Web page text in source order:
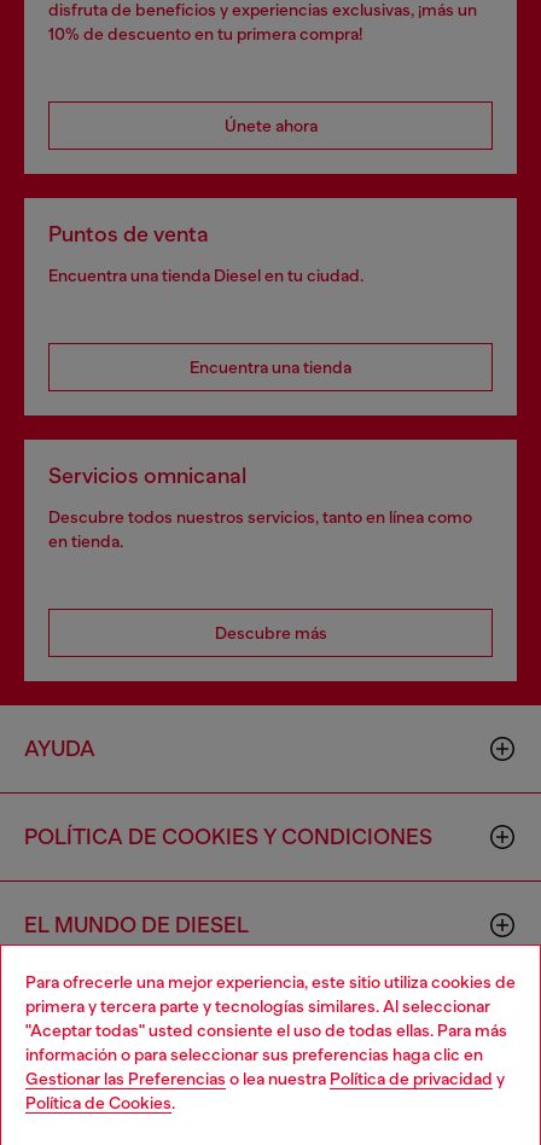
Para ofrecerle una mejor experiencia, este sitio utiliza cookies de
primera y tercera parte y tecnologías similares. Al seleccionar
"Aceptar todas" usted consiente el uso de todas ellas. Para más
información o para seleccionar sus preferencias haga clic en
Gestionar las Preferencias o lea nuestra Política de privacidad y
Política de Cookies.
disfruta de beneficios y experiencias exclusivas, ¡más un
10% de descuento en tu primera compra!
Únete ahora
Puntos de venta
Encuentra una tienda Diesel en tu ciudad.
Encuentra una tienda
Servicios omnicanal
Descubre todos nuestros servicios, tanto en línea como
en tienda.
Descubre más
AYUDA
POLÍTICA DE COOKIES Y CONDICIONES
EL MUNDO DE DIESEL
CORPORACIÓN